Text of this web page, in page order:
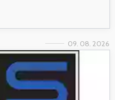
09. 08. 2026